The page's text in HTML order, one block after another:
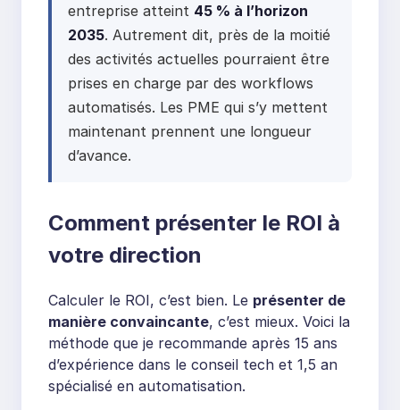
entreprise atteint 45 % à l’horizon
2035. Autrement dit, près de la moitié
des activités actuelles pourraient être
prises en charge par des workflows
automatisés. Les PME qui s’y mettent
maintenant prennent une longueur
d’avance.
Comment présenter le ROI à
votre direction
Calculer le ROI, c’est bien. Le présenter de
manière convaincante, c’est mieux. Voici la
méthode que je recommande après 15 ans
d’expérience dans le conseil tech et 1,5 an
spécialisé en automatisation.